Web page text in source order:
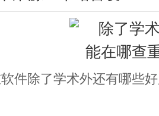
件除了学术外还有哪些